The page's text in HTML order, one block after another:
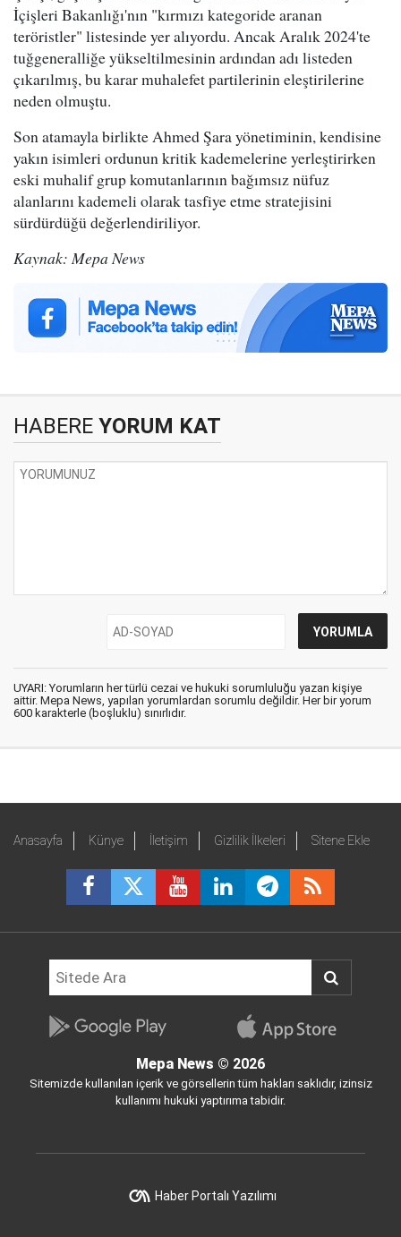
İçişleri Bakanlığı'nın "kırmızı kategoride aranan
teröristler" listesinde yer alıyordu. Ancak Aralık 2024'te
tuğgeneralliğe yükseltilmesinin ardından adı listeden
çıkarılmış, bu karar muhalefet partilerinin eleştirilerine
neden olmuştu.
Son atamayla birlikte Ahmed Şara yönetiminin, kendisine
yakın isimleri ordunun kritik kademelerine yerleştirirken
eski muhalif grup komutanlarının bağımsız nüfuz
alanlarını kademeli olarak tasfiye etme stratejisini
sürdürdüğü değerlendiriliyor.
Kaynak: Mepa News
HABERE YORUM KAT
UYARI: Yorumların her türlü cezai ve hukuki sorumluluğu yazan kişiye
aittir. Mepa News, yapılan yorumlardan sorumlu değildir. Her bir yorum
600 karakterle (boşluklu) sınırlıdır.
Anasayfa Künye İletişim Gizlilik İlkeleri Sitene Ekle
Mepa News © 2026
Sitemizde kullanılan içerik ve görsellerin tüm hakları saklıdır, izinsiz
kullanımı hukuki yaptırıma tabidir.
Haber Portalı Yazılımı